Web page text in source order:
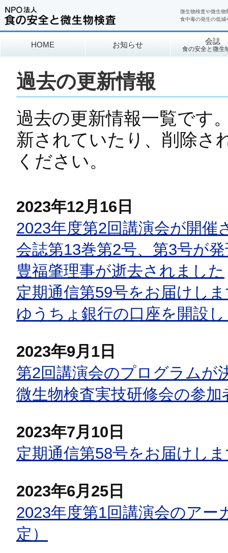
微生物検査や微生物
食中毒の発生の低減
HOME お知らせ 会誌
食の安全と微生
過去の更新情報
過去の更新情報一覧です
新されていたり、削除さ
ください。
2023年12月16日
2023年度第2回講演会が開催
会誌第13巻第2号、第3号が
豊福肇理事が逝去されました
定期通信第59号をお届けし
ゆうちょ銀行の口座を開設
2023年9月1日
第2回講演会のプログラムが
微生物検査実技研修会の参
2023年7月10日
定期通信第58号をお届けし
2023年6月25日
2023年度第1回講演会のア
定）